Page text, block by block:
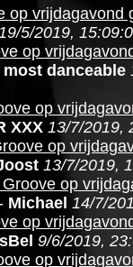
op vrijdagavond
5/2019,
op
most danceable
op
XXX 13/7/2019,
op
13/7/2019,
op
Michael 14/7/
op
9/6/2019,
op